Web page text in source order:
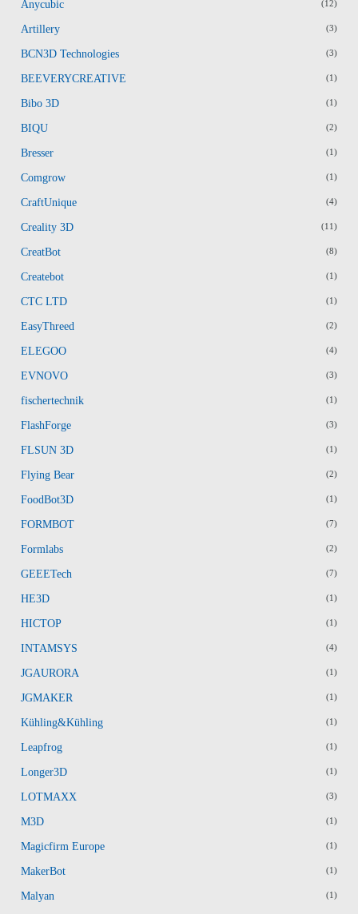
Anycubic (12)
Artillery (3)
BCN3D Technologies (3)
BEEVERYCREATIVE (1)
Bibo 3D (1)
BIQU (2)
Bresser (1)
Comgrow (1)
CraftUnique (4)
Creality 3D (11)
CreatBot (8)
Createbot (1)
CTC LTD (1)
EasyThreed (2)
ELEGOO (4)
EVNOVO (3)
fischertechnik (1)
FlashForge (3)
FLSUN 3D (1)
Flying Bear (2)
FoodBot3D (1)
FORMBOT (7)
Formlabs (2)
GEEETech (7)
HE3D (1)
HICTOP (1)
INTAMSYS (4)
JGAURORA (1)
JGMAKER (1)
Kühling&Kühling (1)
Leapfrog (1)
Longer3D (1)
LOTMAXX (3)
M3D (1)
Magicfirm Europe (1)
MakerBot (1)
Malyan (1)